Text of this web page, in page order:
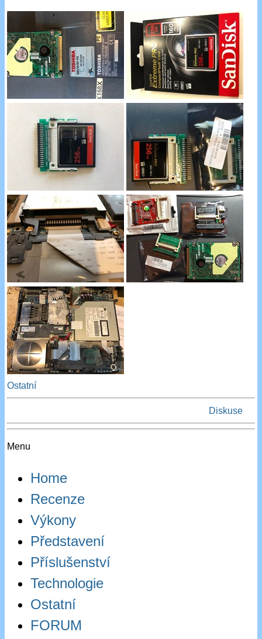
Ostatní
Diskuse
Menu
Home
Recenze
Výkony
Představení
Příslušenství
Technologie
Ostatní
FORUM